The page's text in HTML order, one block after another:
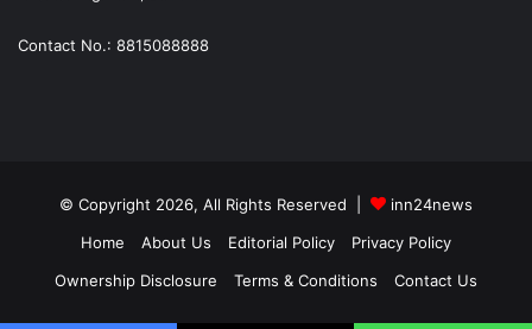
Contact No.: 8815088888
© Copyright 2026, All Rights Reserved |
inn24news
Home
About Us Editorial Policy
Privacy Policy
Ownership Disclosure
Terms & Conditions Contact Us